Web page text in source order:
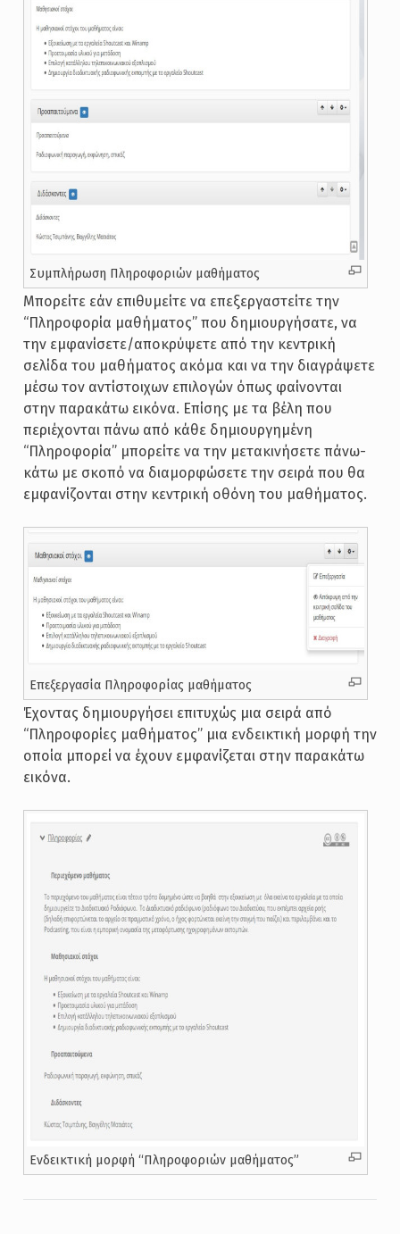
Συμπλήρωση Πληροφοριών μαθήματος
Μπορείτε εάν επιθυμείτε να επεξεργαστείτε την
“Πληροφορία μαθήματος” που δημιουργήσατε, να
την εμφανίσετε/αποκρύψετε από την κεντρική
σελίδα του μαθήματος ακόμα και να την διαγράψετε
μέσω τον αντίστοιχων επιλογών όπως φαίνονται
στην παρακάτω εικόνα. Επίσης με τα βέλη που
περιέχονται πάνω από κάθε δημιουργημένη
“Πληροφορία” μπορείτε να την μετακινήσετε πάνω-
κάτω με σκοπό να διαμορφώσετε την σειρά που θα
εμφανίζονται στην κεντρική οθόνη του μαθήματος.
Επεξεργασία Πληροφορίας μαθήματος
Έχοντας δημιουργήσει επιτυχώς μια σειρά από
“Πληροφορίες μαθήματος” μια ενδεικτική μορφή την
οποία μπορεί να έχουν εμφανίζεται στην παρακάτω
εικόνα.
Ενδεικτική μορφή “Πληροφοριών μαθήματος”